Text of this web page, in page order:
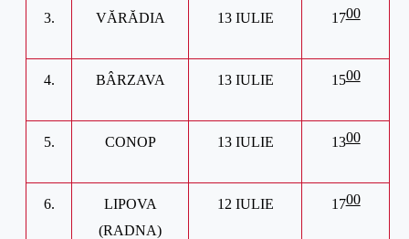
3. VĂRĂDIA 13 IULIE 1700
4. BÂRZAVA 13 IULIE 1500
5. CONOP 13 IULIE 1300
6.
LIPOVA
(RADNA)
12 IULIE 1700